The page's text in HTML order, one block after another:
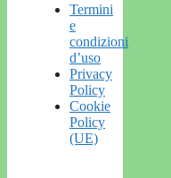
Termini
e
condizioni
d’uso
Privacy
Policy
Cookie
Policy
(UE)